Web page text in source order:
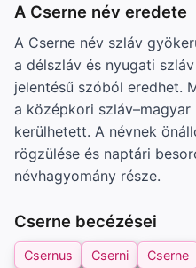
A Cserne név eredete
A Cserne név szláv
a délszláv és nyugati
jelentésű szóból eredhet.
a középkori
kerülhetett. A névnek
rögzülése és naptári
névhagyomány része.
Cserne becézései
Csernus Cserni Cserne